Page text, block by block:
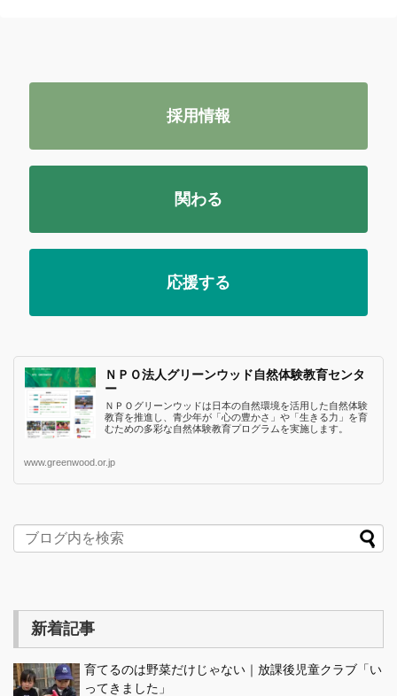
採用情報
関わる
応援する
ＮＰＯ法人グリーンウッド自然体験教育センタ
ー
ＮＰＯグリーンウッドは日本の自然環境を活用した自然体験
教育を推進し、青少年が「心の豊かさ」や「生きる力」を育
むための多彩な自然体験教育プログラムを実施します。
www.greenwood.or.jp
新着記事
育てるのは野菜だけじゃない｜放課後児童クラブ「い
ってきました」